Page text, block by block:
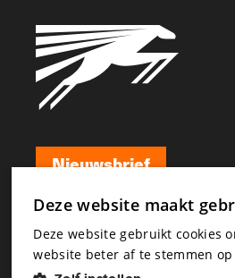
Nieuwsbrief
Nieuwsbrief
Deze website maakt
Deze website gebruikt cookies
website beter af te stemmen